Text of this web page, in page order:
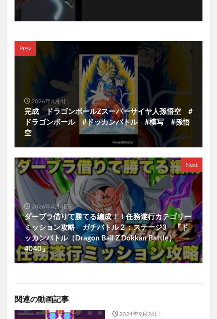
Prev
2026年4月4日
完成 ドラゴンボールZスーパーサイヤ人孫悟空 #
ドラゴンボール #ドッカンバトル #模写 #孫悟
空
Next
2026年4月4日
ダーブラ借りて勝てる編成！！任務遂行カテゴリー
ミッション攻略 ガチバトル２：ステージ3 『ド
ッカンバトル（Dragon Ball Z Dokkan Battle）
4040』
関連の動画記事
2024年9月26日